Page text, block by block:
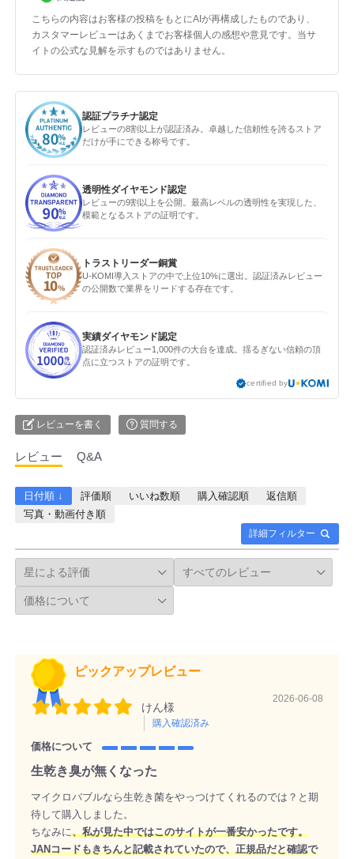
こちらの内容はお客様の投稿をもとにAIが再構成したものであり、
カスタマーレビューはあくまでお客様個人の感想や意見です。当サ
イトの公式な見解を示すものではありません。
認証プラチナ認定
レビューの8割以上が認証済み。卓越した信頼性を誇るストア
だけが手にできる称号です。
透明性ダイヤモンド認定
レビューの9割以上を公開。最高レベルの透明性を実現した、
模範となるストアの証明です。
トラストリーダー銅賞
U-KOMI導入ストアの中で上位10%に選出。認証済みレビュー
の公開数で業界をリードする存在です。
実績ダイヤモンド認定
認証済みレビュー1,000件の大台を達成。揺るぎない信頼の頂
点に立つストアの証明です。
certified by
レビューを書く 質問する
レビュー Q&A
詳細フィルター
日付順 ↓ 評価順 いいね数順 購入確認順
返信順
写真・動画付き順
ピックアップレビュー
けん様
購入確認済み
2026-06-08
価格について
生乾き臭が無くなった
マイクロバブルなら生乾き菌をやっつけてくれるのでは？と期
待して購入しました。
ちなみに、私が見た中ではこのサイトが一番安かったです。
JANコードもきちんと記載されていたので、正規品だと確認で